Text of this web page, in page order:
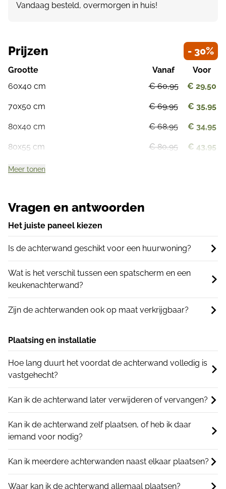
Vandaag besteld, overmorgen in huis!
Vragen en antwoorden
Het juiste paneel kiezen
Is de achterwand geschikt voor een huurwoning?
Wat is het verschil tussen een spatscherm en een
keukenachterwand?
Zijn de achterwanden ook op maat verkrijgbaar?
Plaatsing en installatie
Hoe lang duurt het voordat de achterwand volledig is
vastgehecht?
Kan ik de achterwand later verwijderen of vervangen?
Kan ik de achterwand zelf plaatsen, of heb ik daar
iemand voor nodig?
Kan ik meerdere achterwanden naast elkaar plaatsen?
Waar kan ik de achterwand allemaal plaatsen?
Prijzen - 30%
Grootte
60x40 cm
70x50 cm
80x40 cm
80x55 cm
Vanaf
€ 60,95
€ 69,95
€ 68,95
€ 80,95
Voor
€ 29,50
€ 35,95
€ 34,95
€ 43,95
Meer tonen